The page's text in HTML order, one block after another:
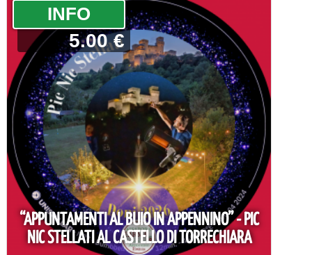
“APPUNTAMENTI AL BUIO IN APPENNINO” - PIC
NIC STELLATI AL CASTELLO DI TORRECHIARA
­INFO
5.00 €